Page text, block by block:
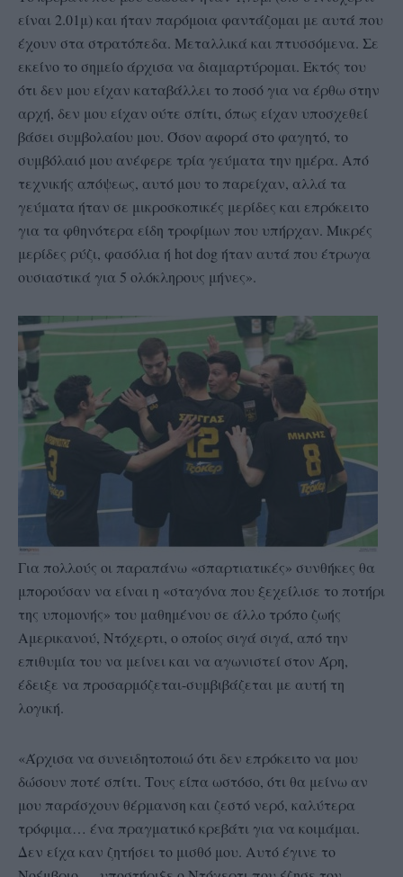
είναι 2.01μ) και ήταν παρόμοια φαντάζομαι με αυτά που
έχουν στα στρατόπεδα. Μεταλλικά και πτυσσόμενα. Σε
εκείνο το σημείο άρχισα να διαμαρτύρομαι. Εκτός του
ότι δεν μου είχαν καταβάλλει το ποσό για να έρθω στην
αρχή, δεν μου είχαν ούτε σπίτι, όπως είχαν υποσχεθεί
βάσει συμβολαίου μου. Όσον αφορά στο φαγητό, το
συμβόλαιό μου ανέφερε τρία γεύματα την ημέρα. Από
τεχνικής απόψεως, αυτό μου το παρείχαν, αλλά τα
γεύματα ήταν σε μικροσκοπικές μερίδες και επρόκειτο
για τα φθηνότερα είδη τροφίμων που υπήρχαν. Μικρές
μερίδες ρύζι, φασόλια ή hot dog ήταν αυτά που έτρωγα
ουσιαστικά για 5 ολόκληρους μήνες».
Για πολλούς οι παραπάνω «σπαρτιατικές» συνθήκες θα
μπορούσαν να είναι η «σταγόνα που ξεχείλισε το ποτήρι
της υπομονής» του μαθημένου σε άλλο τρόπο ζωής
Αμερικανού, Ντόχερτι, ο οποίος σιγά σιγά, από την
επιθυμία του να μείνει και να αγωνιστεί στον Άρη,
έδειξε να προσαρμόζεται-συμβιβάζεται με αυτή τη
λογική.
«Άρχισα να συνειδητοποιώ ότι δεν επρόκειτο να μου
δώσουν ποτέ σπίτι. Τους είπα ωστόσο, ότι θα μείνω αν
μου παράσχουν θέρμανση και ζεστό νερό, καλύτερα
τρόφιμα… ένα πραγματικό κρεβάτι για να κοιμάμαι.
Δεν είχα καν ζητήσει το μισθό μου. Αυτό έγινε το